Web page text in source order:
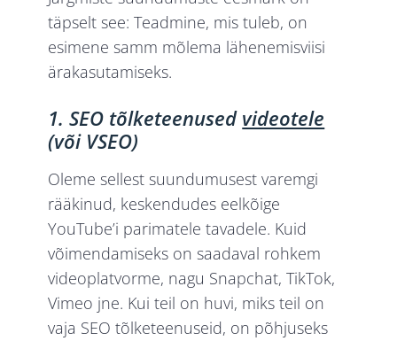
täpselt see: Teadmine, mis tuleb, on
esimene samm mõlema lähenemisviisi
ärakasutamiseks.
1. SEO tõlketeenused videotele
(või VSEO)
Oleme sellest suundumusest varemgi
rääkinud, keskendudes eelkõige
YouTube’i parimatele tavadele. Kuid
võimendamiseks on saadaval rohkem
videoplatvorme, nagu Snapchat, TikTok,
Vimeo jne. Kui teil on huvi, miks teil on
vaja SEO tõlketeenuseid, on põhjuseks